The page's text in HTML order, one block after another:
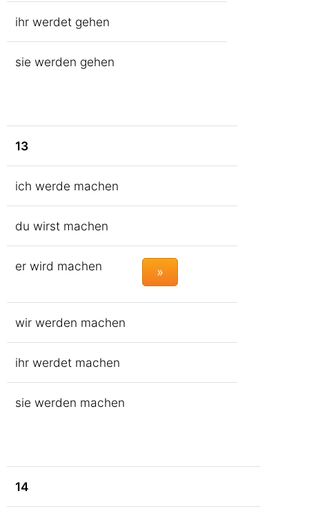
ihr werdet gehen
sie werden gehen
13
ich werde machen
du wirst machen
er wird machen »
wir werden machen
ihr werdet machen
sie werden machen
14